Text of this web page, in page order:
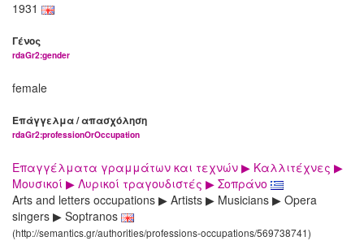
1931
Γένος
rdaGr2:gender
female
Επάγγελμα / απασχόληση
rdaGr2:professionOrOccupation
Επαγγέλματα γραμμάτων και τεχνών ▶ Καλλιτέχνες ▶
Μουσικοί ▶ Λυρικοί τραγουδιστές ▶ Σοπράνο
Arts and letters occupations ▶ Artists ▶ Musicians ▶ Opera
singers ▶ Soptranos
(http://semantics.gr/authorities/professions-occupations/569738741)